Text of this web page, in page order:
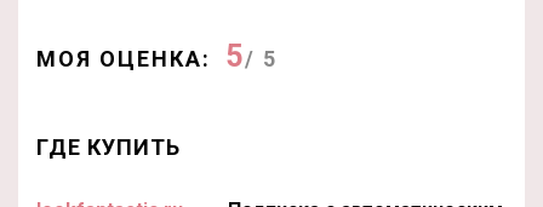
МОЯ ОЦЕНКА: 5/ 5
ГДЕ КУПИТЬ